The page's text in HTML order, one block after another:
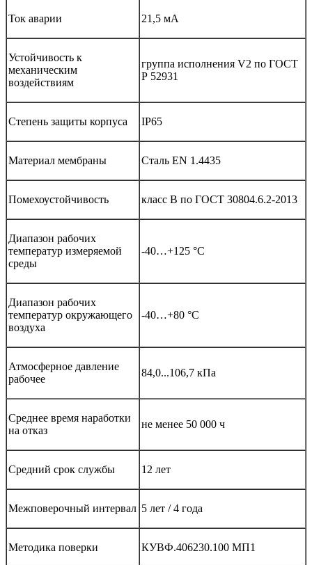
Ток аварии 21,5 мА
Устойчивость к
механическим
воздействиям
группа исполнения V2 по ГОСТ
Р 52931
Степень защиты корпуса IP65
Материал мембраны Сталь EN 1.4435
Помехоустойчивость класс B по ГОСТ 30804.6.2-2013
Диапазон рабочих
температур измеряемой
среды
-40…+125 °С
Диапазон рабочих
температур окружающего
воздуха
-40…+80 °С
Атмосферное давление
рабочее
84,0...106,7 кПа
Среднее время наработки
на отказ
не менее 50 000 ч
Средний срок службы 12 лет
Межповерочный интервал 5 лет / 4 года
Методика поверки КУВФ.406230.100 МП1